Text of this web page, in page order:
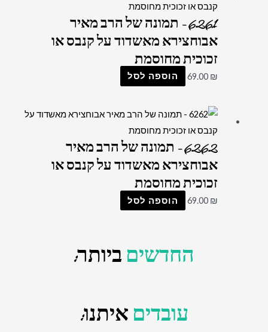
6261 – תמונה של הרב מאיר
אבוחצירא מאשדוד על קנבס או
זכוכית מחוסמת
69.00 ₪ הוספה לסל
6262 – תמונה של הרב מאיר
אבוחצירא מאשדוד על קנבס או
זכוכית מחוסמת
69.00 ₪ הוספה לסל
החדשיםביותר:
עובדיםאיתנו: